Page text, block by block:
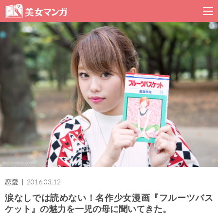
恋愛 | 2016.03.12
涙なしでは読めない！名作少女漫画『フルーツバス
ケット』の魅力を一児の母に聞いてきた。